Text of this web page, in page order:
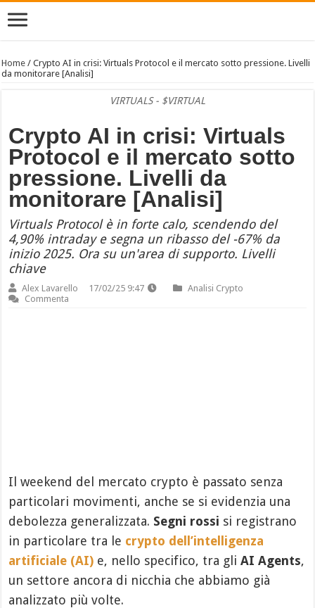
Home /Crypto AI in crisi: Virtuals Protocol e il mercato sotto pressione. Livelli
da monitorare [Analisi]
VIRTUALS - $VIRTUAL
Crypto AI in crisi: Virtuals
Protocol e il mercato sotto
pressione. Livelli da
monitorare [Analisi]
Virtuals Protocol è in forte calo, scendendo del
4,90% intraday e segna un ribasso del -67% da
inizio 2025. Ora su un'area di supporto. Livelli
chiave
Alex Lavarello 17/02/25 9:47
Analisi Crypto
Commenta
Il weekend del mercato crypto è passato senza
particolari movimenti, anche se si evidenzia una
debolezza generalizzata. Segni rossi si registrano
in particolare tra le crypto dell’intelligenza
artificiale (AI) e, nello specifico, tra gliAI Agents,
un settore ancora di nicchia che abbiamo già
analizzato più volte.